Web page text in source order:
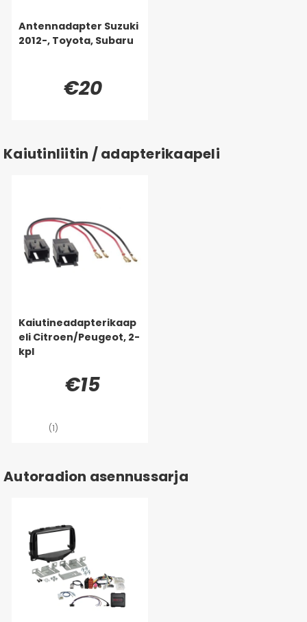
Antennadapter Suzuki
2012-, Toyota, Subaru
€20
Kaiutinliitin / adapterikaapeli
Kaiutineadapterikaap
eli Citroen/Peugeot, 2-
kpl
€15
(1)
Autoradion asennussarja